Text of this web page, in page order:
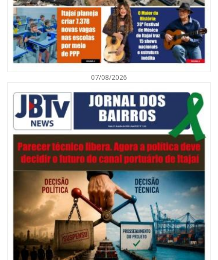
Defesa Civil orienta população sobre descarte correto de lixo para
prevenir alagamentos
NAVEGANTES
07/08/2026